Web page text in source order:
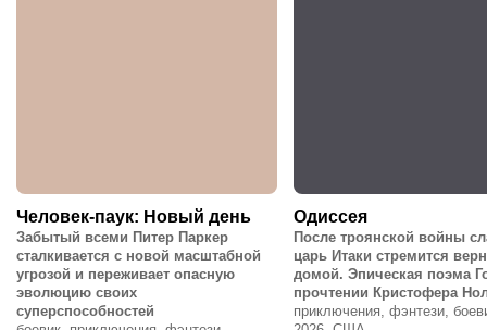
Человек-паук: Новый день
Забытый всеми Питер Паркер
сталкивается с новой масштабной
угрозой и переживает опасную
эволюцию своих
суперспособностей
Одиссея
После троянской войны
царь Итаки стремится
домой. Эпическая поэма
прочтении Кристофера
приключения, фэнтези,